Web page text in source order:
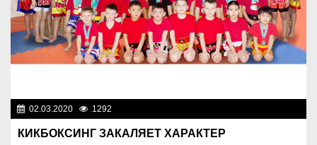
02.03.2020 1292
КИКБОКСИНГ ЗАКАЛЯЕТ ХАРАКТЕР